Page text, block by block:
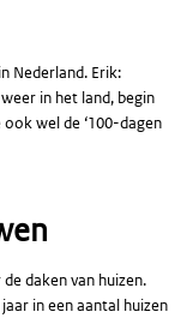
Nederland. Erik:
in het land, begin
wel de ‘100-dagen
daken van huizen.
in een aantal huizen